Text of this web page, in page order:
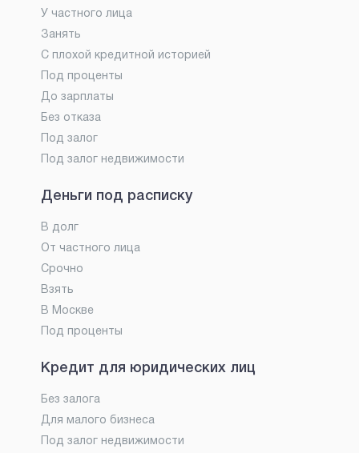
У частного лица
Занять
С плохой кредитной историей
Под проценты
До зарплаты
Без отказа
Под залог
Под залог недвижимости
Деньги под расписку
В долг
От частного лица
Срочно
Взять
В Москве
Под проценты
Кредит для юридических лиц
Без залога
Для малого бизнеса
Под залог недвижимости